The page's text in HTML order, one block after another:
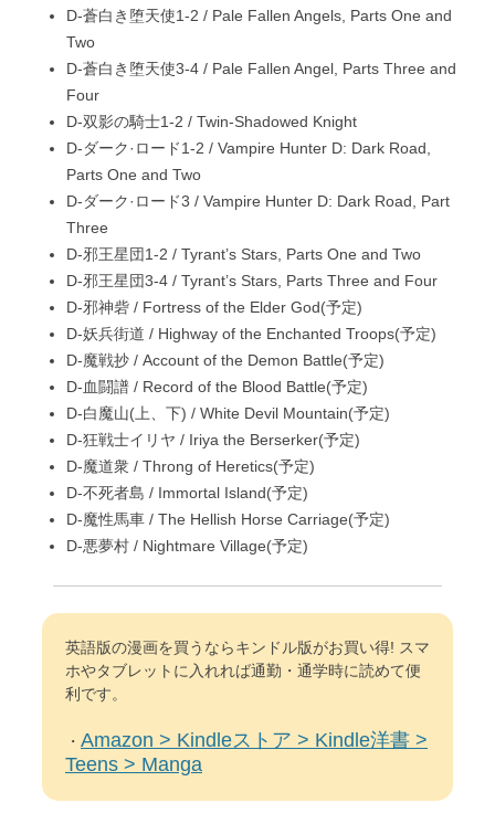
D-蒼白き堕天使1-2 / Pale Fallen Angels, Parts One and
Two
D-蒼白き堕天使3-4 / Pale Fallen Angel, Parts Three and
Four
D-双影の騎士1-2 / Twin-Shadowed Knight
D-ダーク·ロード1-2 / Vampire Hunter D: Dark Road,
Parts One and Two
D-ダーク·ロード3 / Vampire Hunter D: Dark Road, Part
Three
D-邪王星団1-2 / Tyrant’s Stars, Parts One and Two
D-邪王星団3-4 / Tyrant’s Stars, Parts Three and Four
D-邪神砦 / Fortress of the Elder God(予定)
D-妖兵街道 / Highway of the Enchanted Troops(予定)
D-魔戦抄 / Account of the Demon Battle(予定)
D-血闘譜 / Record of the Blood Battle(予定)
D-白魔山(上、下) / White Devil Mountain(予定)
D-狂戦士イリヤ / Iriya the Berserker(予定)
D-魔道衆 / Throng of Heretics(予定)
D-不死者島 / Immortal Island(予定)
D-魔性馬車 / The Hellish Horse Carriage(予定)
D-悪夢村 / Nightmare Village(予定)
英語版の漫画を買うならキンドル版がお買い得! スマ
ホやタブレットに入れれば通勤・通学時に読めて便
利です。
・ Amazon > Kindleストア > Kindle洋書 >
Teens > Manga